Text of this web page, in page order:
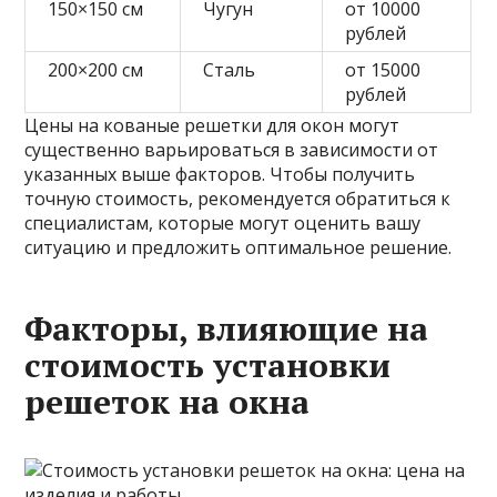
150×150 см
Чугун
от 10000
рублей
200×200 см
Сталь
от 15000
рублей
Цены на кованые решетки для окон могут
существенно варьироваться в зависимости от
указанных выше факторов. Чтобы получить
точную стоимость, рекомендуется обратиться к
специалистам, которые могут оценить вашу
ситуацию и предложить оптимальное решение.
Факторы, влияющие на
стоимость установки
решеток на окна